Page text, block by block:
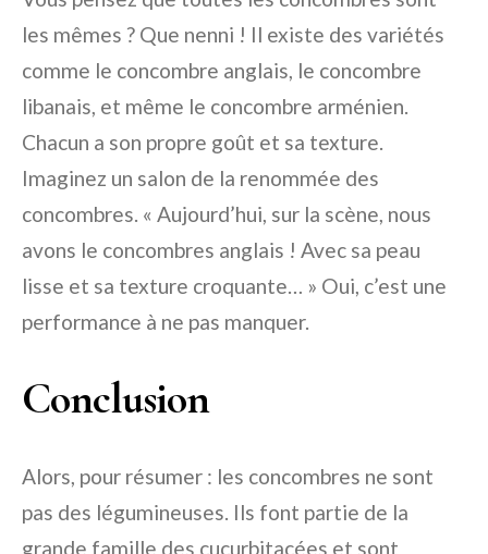
les mêmes ? Que nenni ! Il existe des variétés
comme le concombre anglais, le concombre
libanais, et même le concombre arménien.
Chacun a son propre goût et sa texture.
Imaginez un salon de la renommée des
concombres. « Aujourd’hui, sur la scène, nous
avons le concombres anglais ! Avec sa peau
lisse et sa texture croquante… » Oui, c’est une
performance à ne pas manquer.
Conclusion
Alors, pour résumer : les concombres ne sont
pas des légumineuses. Ils font partie de la
grande famille des cucurbitacées et sont